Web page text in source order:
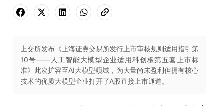
上交所发布《上海证券交易所发行上市审核规则适用指引第
10号——人工智能大模型企业适用科创板第五套上市标
准》此次扩容至AI大模型领域，为大量尚未盈利但拥有核心
技术的优质大模型企业打开了A股直接上市通道。